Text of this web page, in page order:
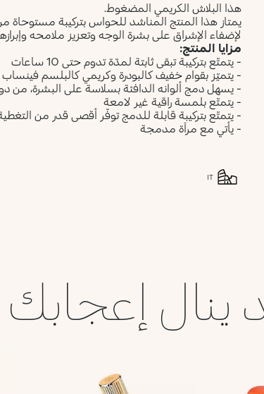
هذا البلاش الكريمي المضغوط.
يمتاز هذا المنتج المناشد للحواس بتركيبة
لإضفاء الإشراق على بشرة الوجه وتعزيز ملامحه
مزايا المنتج:
- يتمتّع بتركيبة تبقى ثابتة لمدّة تدوم حتى 10 ساعات
- يتميّز بقوام خفيف كالبودرة وكريمي كالبلسم
- يسهل دمج ألوانه الدافئة بسلاسة على البشرة، من
- يتمتّع بلمسة راقية غير لامعة
- يتمتّع بتركيبة قابلة للدمج توفّر أقصى قدر من
- يأتي مع مرآة مدمجة
IT
ينال إعجابك